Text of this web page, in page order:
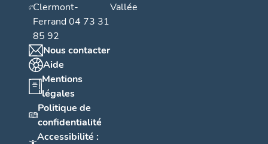
Clermont-
Ferrand 04 73 31
85 92
Nous contacter
Aide
Mentions
légales
Politique de
confidentialité
Accessibilité :
Vallée